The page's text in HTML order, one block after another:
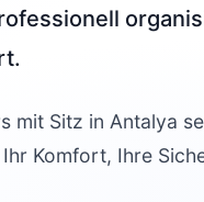
mit Sitz in Antalya
Komfort, Ihre